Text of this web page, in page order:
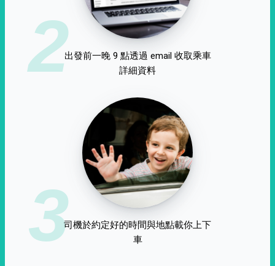
2出發前一晚 9 點透過 email 收取乘車
詳細資料
3司機於約定好的時間與地點載你上下
車